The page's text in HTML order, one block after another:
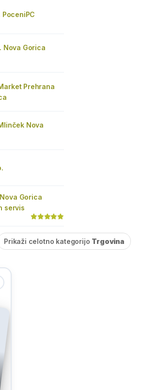
PoceniPC
Nova Gorica
Prehrana
Nova
Gorica
servis
Prikaži celotno kategorijo Trgovina